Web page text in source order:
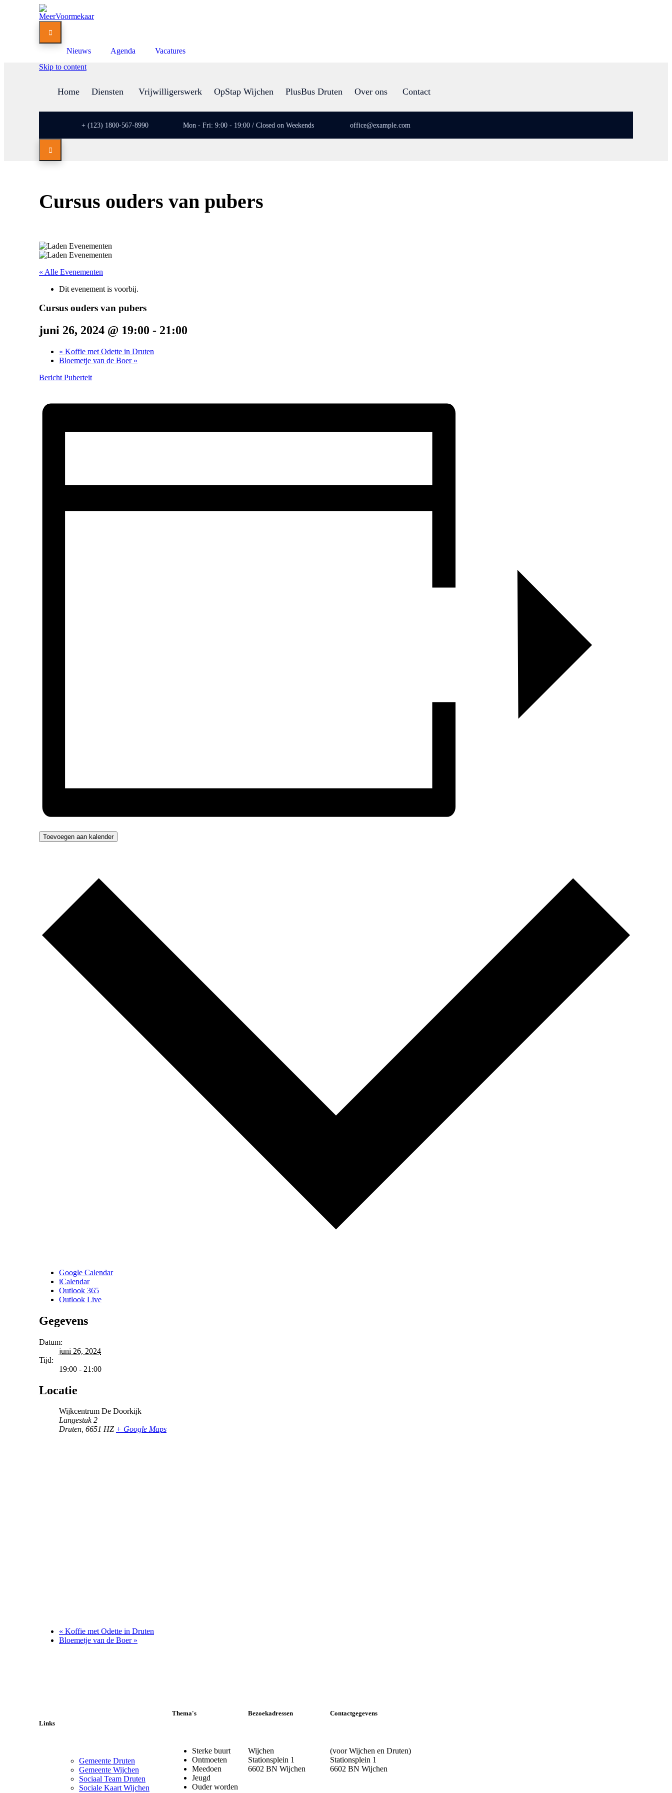

Nieuws Agenda
Vacatures
Skip to content
Home Diensten Vrijwilligerswerk OpStap Wijchen PlusBus Druten Over ons Contact
+ (123) 1800-567-8990 Mon - Fri: 9:00 - 19:00 / Closed on Weekends office@example.com

Cursus ouders van pubers
« Alle Evenementen
Dit evenement is voorbij.
Cursus ouders van pubers
juni 26, 2024 @ 19:00 - 21:00
« Koffie met Odette in Druten
Bloemetje van de Boer »
Bericht Puberteit
Toevoegen aan kalender
Google Calendar
iCalendar
Outlook 365
Outlook Live
Gegevens
Datum:
juni 26, 2024
Tijd:
19:00 - 21:00
Locatie
Wijkcentrum De Doorkijk
Langestuk 2
Druten, 6651 HZ + Google Maps
« Koffie met Odette in Druten
Bloemetje van de Boer »
Links
Gemeente Druten
Gemeente Wijchen
Sociaal Team Druten
Sociale Kaart Wijchen
Thema's
Sterke buurt
Ontmoeten
Meedoen
Jeugd
Ouder worden
Bezoekadressen
Wijchen
Stationsplein 1
6602 BN Wijchen
Contactgegevens
(voor Wijchen en Druten)
Stationsplein 1
6602 BN Wijchen